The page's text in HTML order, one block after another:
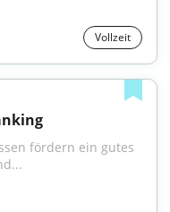
Vollzeit
fördern ein gutes